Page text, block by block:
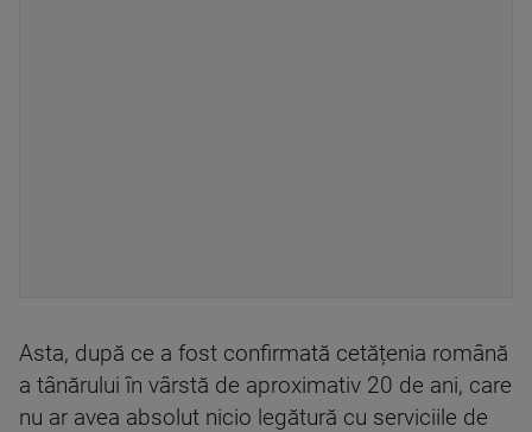
Asta, după ce a fost confirmată cetățenia română
a tânărului în vârstă de aproximativ 20 de ani, care
nu ar avea absolut nicio legătură cu serviciile de